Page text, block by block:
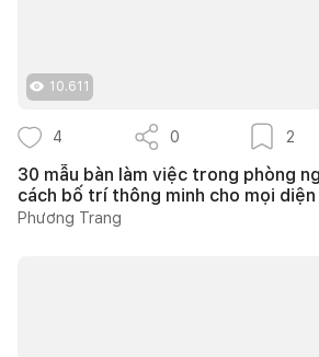
10.611
4 0 2
30 mẫu bàn làm việc trong phòng
cách bố trí thông minh cho mọi
Phương Trang